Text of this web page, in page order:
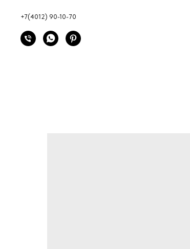
+7(4012) 90-10-70